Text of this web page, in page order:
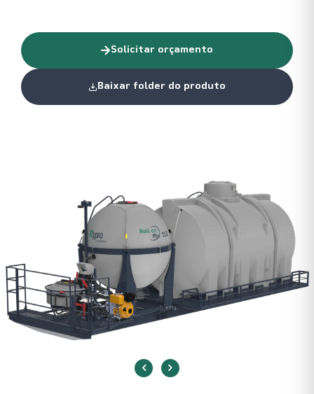
Solicitar orçamento
Baixar folder do produto